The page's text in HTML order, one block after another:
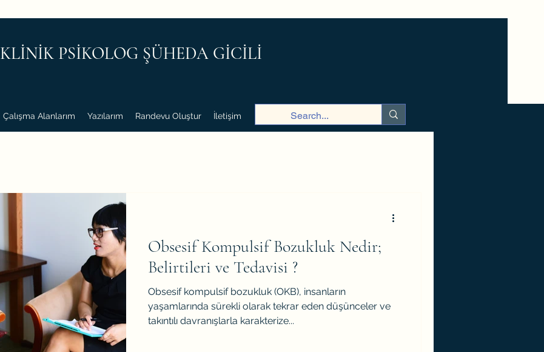
KLİNİK PSİKOLOG ŞÜHEDA GİCİLİ
Çalışma Alanlarım Yazılarım Randevu Oluştur İletişim
Obsesif Kompulsif Bozukluk Nedir;
Belirtileri ve Tedavisi ?
Obsesif kompulsif bozukluk (OKB), insanların
yaşamlarında sürekli olarak tekrar eden düşünceler ve
takıntılı davranışlarla karakterize...